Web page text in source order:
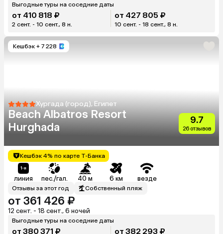
Выгодные туры на соседние даты
от 410 818 ₽
2 сент. - 10 сент., 8 н.
от 427 805 ₽
10 сент. - 18 сент., 8 н.
Кешбэк + 7 228
Хургада (город), Египет
Beach Albatros Resort
Hurghada
9.7
26 отзывов
Кешбэк 4% по карте Т-Банка
линия пес./гал. 40 м 6 км везде
Отзывы за этот год Собственный пляж
от 361 426 ₽
12 сент. - 18 сент., 6 ночей
Выгодные туры на соседние даты
от 380 371 ₽ от 382 293 ₽